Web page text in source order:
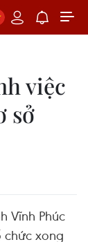
việc
sở
Vĩnh Phúc
xong